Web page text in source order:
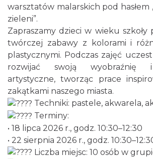
Wakacyjne Warsztaty Malarskie
miasto zieleni"
Rybnik
0.04 km
Coś z niczego - organizery z
makramy...
warsztatów malarskich pod hasłem
zieleni”.
Zapraszamy dzieci w wieku szkoły
twórczej zabawy z kolorami i
plastycznymi. Podczas zajęć
rozwijać swoją wyobraźnię
artystyczne, tworząc prace
zakątkami naszego miasta.
Techniki: pastele, akwarela,
Terminy:
• 18 lipca 2026 r., godz. 10:30–12:30
• 22 sierpnia 2026 r., godz.
Liczba miejsc: 10 osób w